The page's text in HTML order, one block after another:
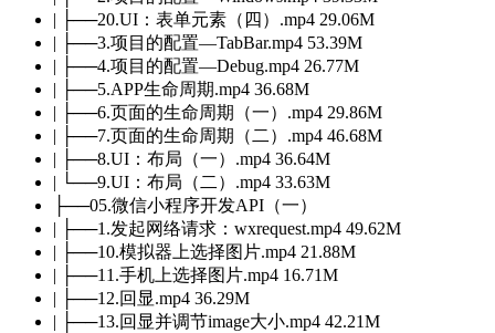
| ├──20.UI：表单元素（四）.mp4 29.06M
| ├──3.项目的配置—TabBar.mp4 53.39M
| ├──4.项目的配置—Debug.mp4 26.77M
| ├──5.APP生命周期.mp4 36.68M
| ├──6.页面的生命周期（一）.mp4 29.86M
| ├──7.页面的生命周期（二）.mp4 46.68M
| ├──8.UI：布局（一）.mp4 36.64M
| └──9.UI：布局（二）.mp4 33.63M
├──05.微信小程序开发API（一）
| ├──1.发起网络请求：wxrequest.mp4 49.62M
| ├──10.模拟器上选择图片.mp4 21.88M
| ├──11.手机上选择图片.mp4 16.71M
| ├──12.回显.mp4 36.29M
| ├──13.回显并调节image大小.mp4 42.21M